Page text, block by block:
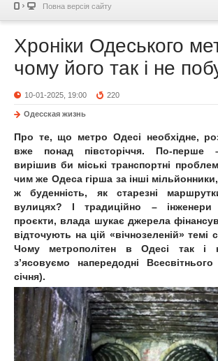
Повна версія сайту
Хроніки Одеського
чому його так і не
10-01-2025, 19:00 220
Одесская жизнь
Про те, що метро Одесі необхідне,
вже понад півсторіччя. По-перше
вирішив би міські транспортні
чим же Одеса гірша за інші
ж буденність, як старезні
вулицях? І традиційно – інженери
проєкти, влада шукає джерела
відточують на цій «вічнозеленій» темі
Чому метрополітен в Одесі так і
з’ясовуємо напередодні
січня).